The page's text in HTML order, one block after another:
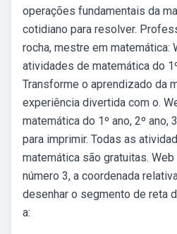
operações fundamentais da
cotidiano para resolver.
rocha, mestre em
atividades de matemática do
Transforme o aprendizado da
experiência divertida com o.
matemática do 1º ano, 2º ano,
para imprimir. Todas as
matemática são gratuitas.
número 3, a coordenada
desenhar o segmento de reta
a: